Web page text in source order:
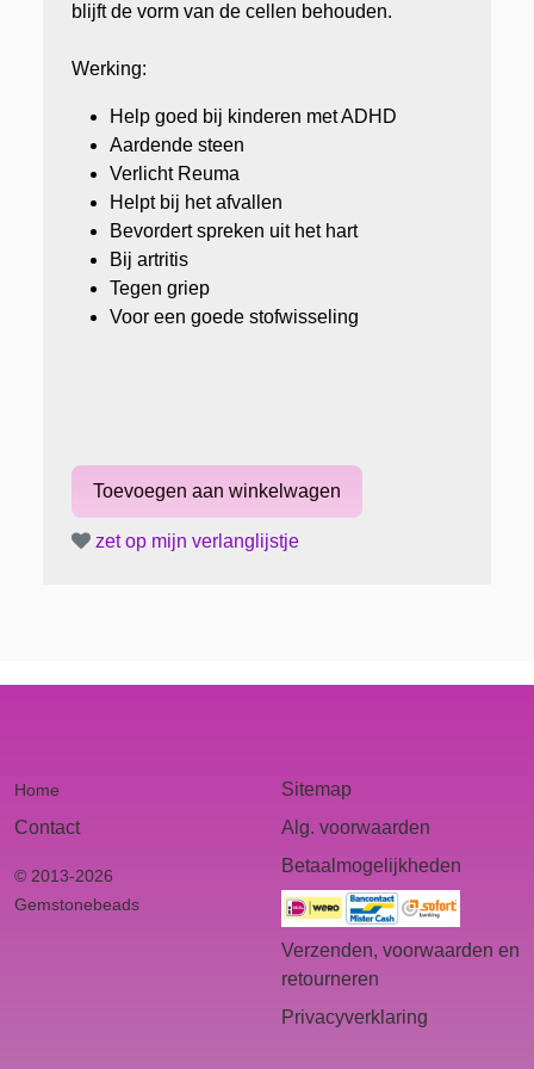
blijft de vorm van de cellen behouden.
Werking:
Help goed bij kinderen met ADHD
Aardende steen
Verlicht Reuma
Helpt bij het afvallen
Bevordert spreken uit het hart
Bij artritis
Tegen griep
Voor een goede stofwisseling
zet op mijn verlanglijstje
Home
Contact
© 2013-2026
Gemstonebeads
Sitemap
Alg. voorwaarden
Betaalmogelijkheden
Verzenden, voorwaarden en
retourneren
Privacyverklaring